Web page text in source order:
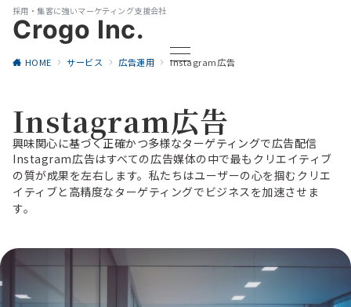
採用・集客に強いマーケティング支援会社
Crogo Inc.
HOME サービス 広告運用 Instagram広告
Instagram広告
興味関心に基づく正確かつ多様なターゲティングで広告配信
Instagram広告はすべての広告媒体の中で最もクリエイティブ
の質が成果を左右します。私たちはユーザーの心を掴むクリエ
イティブと高精度なターゲティングでビジネスを加速させま
す。